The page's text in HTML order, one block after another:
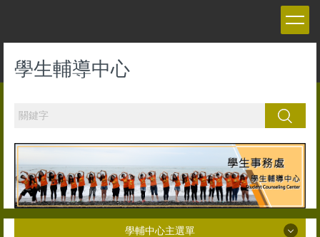
內學生輔導中心
搜尋
學輔中心主選單